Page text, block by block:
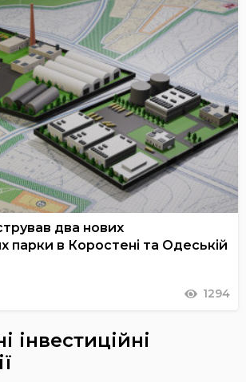
два нових
парки в Коростені та Одеській
1294
інвестиційні